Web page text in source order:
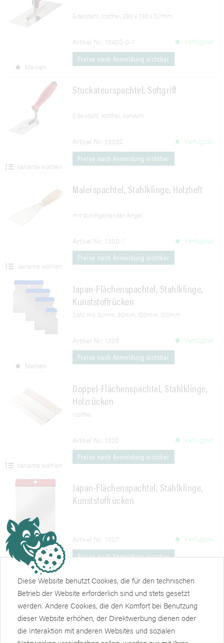
Edelstahl, rostfrei, 280 x 130 x 0,7mm
Artikel Nr.: 1340S-0-7
Verfügbar
Preise nach Anmeldung sichtbar
Merken
Stuckateurspachtel, Softgriff
Edelstahl, rostfrei, konisch
Artikel Nr.: 1338S
Verfügbar
Preise nach Anmeldung sichtbar
Variante wählen
Malerspachtel, Stahlklinge, Holzheft
mit durchgehender Angel
Artikel Nr.: 1300-1
Verfügbar
Preise nach Anmeldung sichtbar
Variante wählen
Japan-Flächenspachtel, Stahlklinge,
Kunststoffrücken
Satz mit 50mm, 80mm, 100mm, 120mm
Artikel Nr.: 1305
Verfügbar
Preise nach Anmeldung sichtbar
Merken
Doppel-Flächenspachtel, Stahlklinge,
Holzrücken
rostfrei
Artikel Nr.: 1320
Verfügbar
Preise nach Anmeldung sichtbar
Variante wählen
Japan-Flächenspachtel, Stahlklinge,
Kunststoffrücken
Artikel Nr.: 1307
Verfügbar
Preise nach Anmeldung sichtbar
Variante wählen
Stuckateur-Gipserkelle, Alu-Stütze,
Holzgriff
Artikel Nr.: 1346
Diese Website benutzt Cookies, die für den technischen
Betrieb der Website erforderlich sind und stets gesetzt
werden. Andere Cookies, die den Komfort bei Benutzung
dieser Website erhöhen, der Direktwerbung dienen oder
die Interaktion mit anderen Websites und sozialen